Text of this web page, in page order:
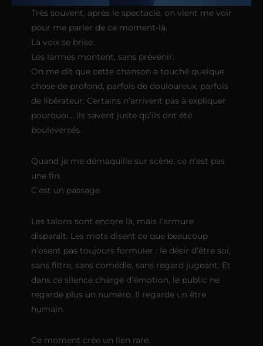
Très souvent, après le spectacle, on vient me voir
pour me parler de ce moment-là.
La voix se brise.
Les larmes montent, sans prévenir.
On me dit que cette chanson a touché quelque
chose de profond, parfois de douloureux, parfois
de libérateur. Certains n’arrivent pas à expliquer
pourquoi… ils savent juste qu’ils ont été
bouleversés.
Quand je me démaquille sur scène, ce n’est pas
une fin.
C’est un passage.
Les talons sont encore là, mais l’armure
disparaît. Les mots disent ce que beaucoup
n’osent pas toujours formuler : le désir d’être soi,
sans filtre, sans comédie, sans regard jugeant. Et
dans ce silence chargé d’émotion, le public ne
regarde plus un numéro. Il regarde un être
humain.
Ce moment crée un lien rare.